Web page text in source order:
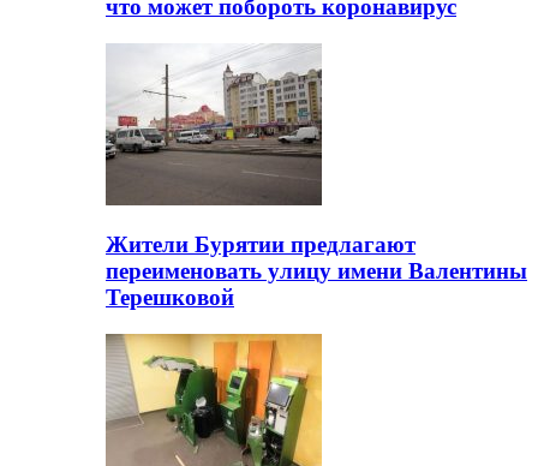
что может побороть коронавирус
Жители Бурятии предлагают
переименовать улицу имени Валентины
Терешковой